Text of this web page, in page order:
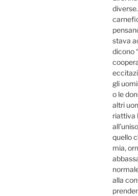
stava
dicono
gli
o le
altri
riattiva
quello
mia,
alla